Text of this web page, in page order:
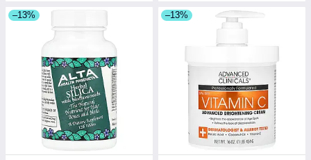
–13% –13%